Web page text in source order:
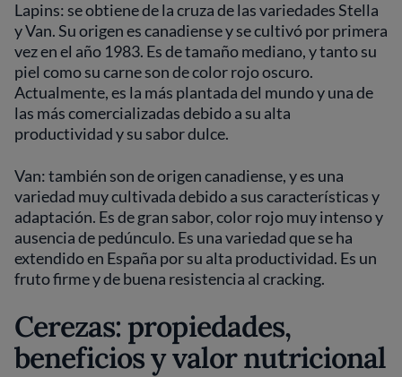
Lapins: se obtiene de la cruza de las variedades Stella
y Van. Su origen es canadiense y se cultivó por primera
vez en el año 1983. Es de tamaño mediano, y tanto su
piel como su carne son de color rojo oscuro.
Actualmente, es la más plantada del mundo y una de
las más comercializadas debido a su alta
productividad y su sabor dulce.
Van: también son de origen canadiense, y es una
variedad muy cultivada debido a sus características y
adaptación. Es de gran sabor, color rojo muy intenso y
ausencia de pedúnculo. Es una variedad que se ha
extendido en España por su alta productividad. Es un
fruto firme y de buena resistencia al cracking.
Cerezas: propiedades,
beneficios y valor nutricional